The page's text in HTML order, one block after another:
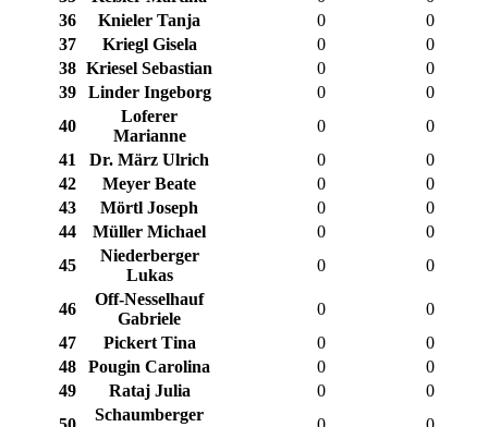
36
Knieler Tanja 0
0
37
Kriegl Gisela 0
0
38 Kriesel Sebastian 0
0
39
Linder Ingeborg 0
0
40
Loferer
Marianne
0
0
41
Dr. März Ulrich 0
0
42
Meyer Beate 0
0
43
Mörtl Joseph 0
0
44
Müller Michael 0
0
45
Niederberger
Lukas
0 0
46
Off-Nesselhauf
Gabriele
0
0
47
Pickert Tina 0
0
48
Pougin Carolina 0
0
49
Rataj Julia 0
0
Schaumberger